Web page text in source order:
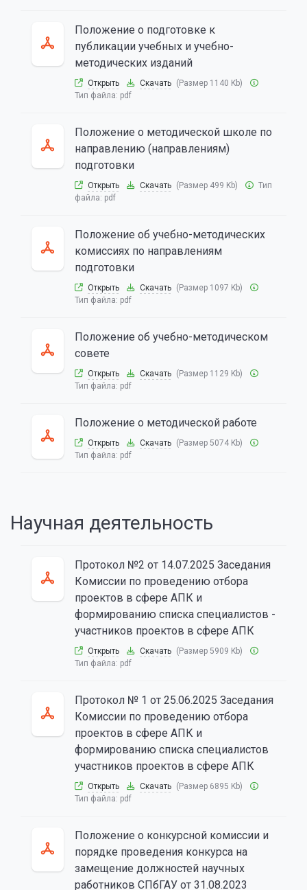
Положение о подготовке к
публикации учебных и учебно-
методических изданий
Открыть Скачать (Размер 1140 Kb)
Тип файла: pdf
Положение о методической школе по
направлению (направлениям)
подготовки
Открыть Скачать (Размер 499 Kb)
Тип
файла: pdf
Положение об учебно-методических
комиссиях по направлениям
подготовки
Открыть Скачать (Размер 1097 Kb)
Тип файла: pdf
Положение об учебно-методическом
совете
Открыть Скачать (Размер 1129 Kb)
Тип файла: pdf
Положение о методической работе
Открыть Скачать (Размер 5074 Kb)
Тип файла: pdf
Научная деятельность
Протокол №2 от 14.07.2025 Заседания
Комиссии по проведению отбора
проектов в сфере АПК и
формированию списка специалистов -
участников проектов в сфере АПК
Открыть Скачать (Размер 5909 Kb)
Тип файла: pdf
Протокол № 1 от 25.06.2025 Заседания
Комиссии по проведению отбора
проектов в сфере АПК и
формированию списка специалистов
участников проектов в сфере АПК
Открыть Скачать (Размер 6895 Kb)
Тип файла: pdf
Положение о конкурсной комиссии и
порядке проведения конкурса на
замещение должностей научных
работников СПбГАУ от 31.08.2023